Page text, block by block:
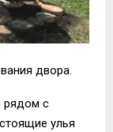
двора.
рядом с
улья